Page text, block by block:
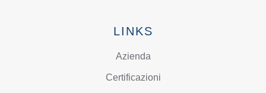
LINKS
Azienda
Certificazioni